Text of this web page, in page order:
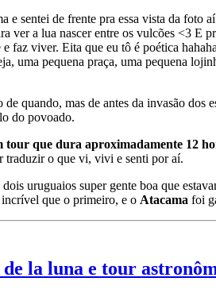
sentei de frente pra essa vista da foto
ver a lua nascer entre os vulcões <3 E
faz viver. Eita que eu tô é poética
uma pequena praça, uma pequena
quando, mas de antes da invasão
do povoado.
tour que dura aproximadamente 12
traduzir o que vi, vivi e senti por aí.
uruguaios super gente boa que
que o primeiro, e o Atacama foi
la luna e tour